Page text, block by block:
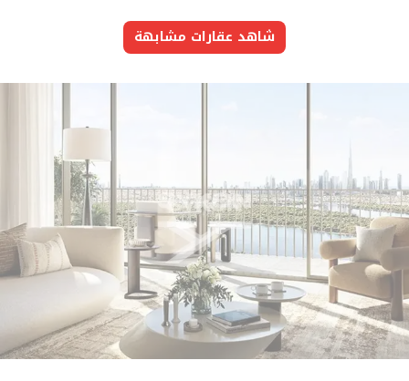
شاهد عقارات مشابهة